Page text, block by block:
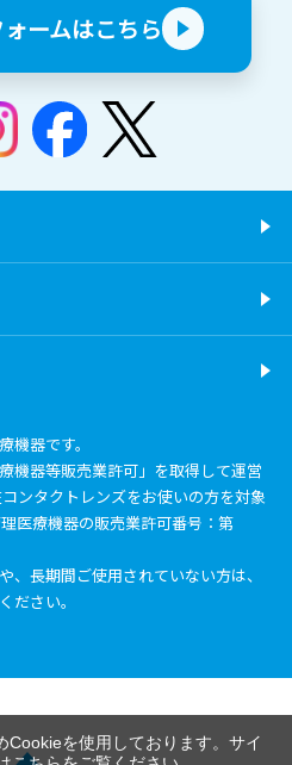
ームはこちら
機器です。
機器等販売業許可」を取得して運営
ンタクトレンズをお使いの方を対象
医療機器の販売業許可番号：第
、長期間ご使用されていない方は、
ださい。
Cookieを使用しております。サイ